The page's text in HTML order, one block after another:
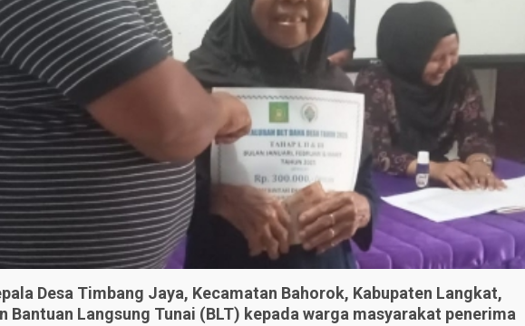
Desa Timbang Jaya, Kecamatan Bahorok, Kabupaten Langkat,
Bantuan Langsung Tunai (BLT) kepada warga masyarakat penerima